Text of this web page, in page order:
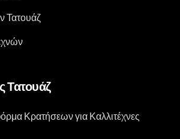
Τατουάζ
Τατουάζ
Κρατήσεων για Καλλιτέχνες